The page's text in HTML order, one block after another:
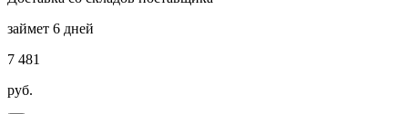
займет 6 дней
7 481
руб.